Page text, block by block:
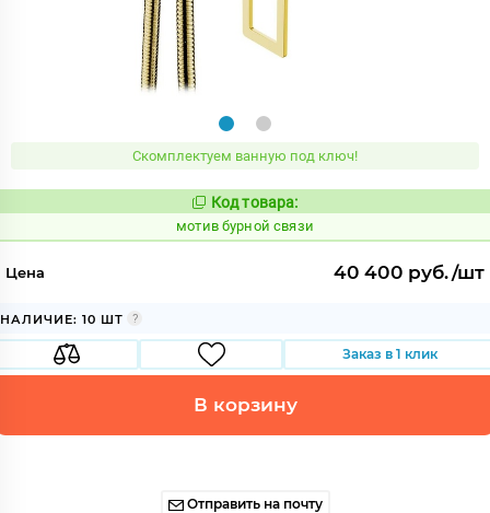
Скомплектуем ванную под ключ!
Код:
1032211
Код товара:
мотив бурной связи
Цена 40 400 руб./шт
НАЛИЧИЕ: 10 ШТ
Заказ в 1 клик
В корзину
Отправить на почту